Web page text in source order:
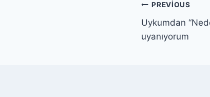
PREVIOUS
Uykumdan
uyanıyorum